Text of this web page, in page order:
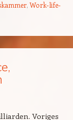
, Work-life-
Voriges